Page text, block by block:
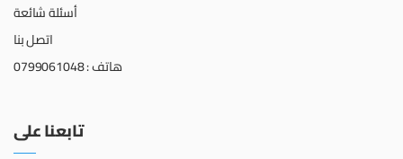
أسئلة شائعة
اتصل بنا
هاتف : 0799061048
تابعنا على